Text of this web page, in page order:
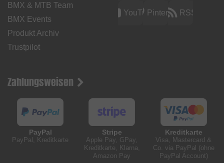
BMX & MTB Team
BMX Events
Produkt Archiv
Trustpilot
YouTubePinterest RSS
Zahlungsweisen
PayPal
PayPal, Kreditkarte
Stripe
Apple Pay, GPay,
Kreditkarte, Klarna,
Amazon Pay
Kreditkarte
Visa, Mastercard &
Co. via PayPal (ohne
PayPal Account)